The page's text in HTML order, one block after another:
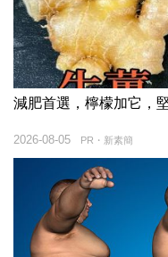
減肥首選，檸檬加它，
PR・新素簡
2026-08-05